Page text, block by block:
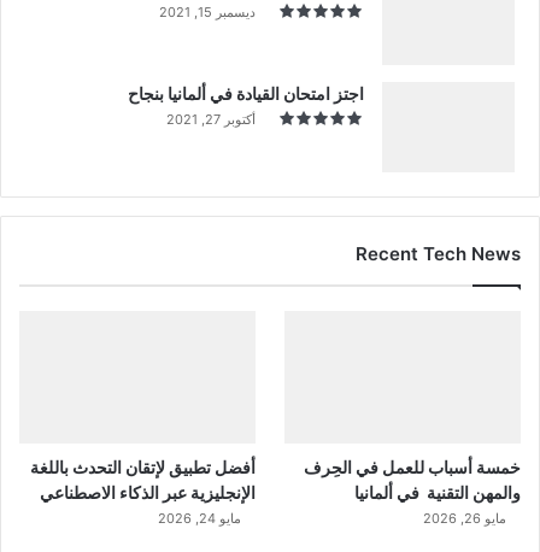
ديسمبر 15, 2021
اجتز امتحان القيادة في ألمانيا بنجاح
أكتوبر 27, 2021
Recent Tech News
خمسة أسباب للعمل في الحِرف
والمهن التقنية في ألمانيا
مايو 26, 2026
أفضل تطبيق لإتقان التحدث باللغة
الإنجليزية عبر الذكاء الاصطناعي
مايو 24, 2026